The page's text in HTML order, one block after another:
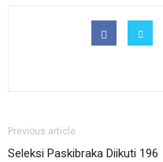
Previous article
Seleksi Paskibraka Diikuti 196